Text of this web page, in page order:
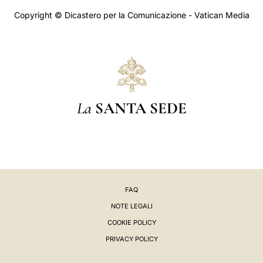
Copyright © Dicastero per la Comunicazione - Vatican Media
La SANTA SEDE
FAQ
NOTE LEGALI
COOKIE POLICY
PRIVACY POLICY